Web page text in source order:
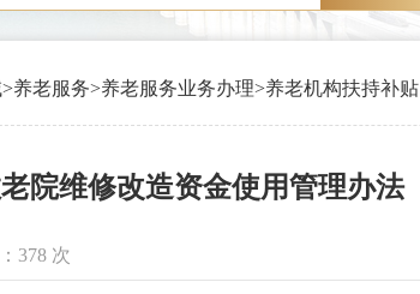
>养老服务>养老服务业务办理>养老机构扶持补贴
院维修改造资金使用管理办法
378 次